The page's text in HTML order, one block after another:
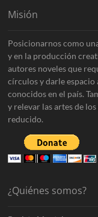
Misión
Posicionarnos como
y en la producción
autores noveles que
círculos y darle espacio
conocidos en el país.
y relevar las artes de
reducido.
¿Quiénes somos?